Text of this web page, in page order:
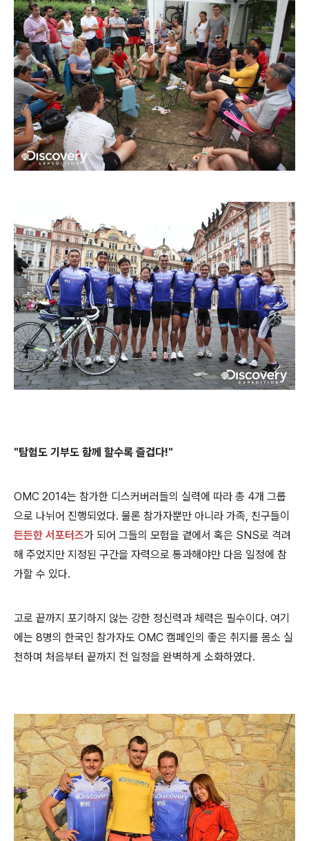
"탐험도 기부도 함께 할수록 즐겁다!"
OMC 2014는 참가한 디스커버러들의 실력에 따라 총 4개 그룹
으로 나뉘어 진행되었다. 물론 참가자뿐만 아니라 가족, 친구들이
든든한 서포터즈가 되어 그들의 모험을 곁에서 혹은 SNS로 격려
해 주었지만 지정된 구간을 자력으로 통과해야만 다음 일정에 참
가할 수 있다.
고로 끝까지 포기하지 않는 강한 정신력과 체력은 필수이다. 여기
에는 8명의 한국인 참가자도 OMC 캠페인의 좋은 취지를 몸소 실
천하며 처음부터 끝까지 전 일정을 완벽하게 소화하였다.